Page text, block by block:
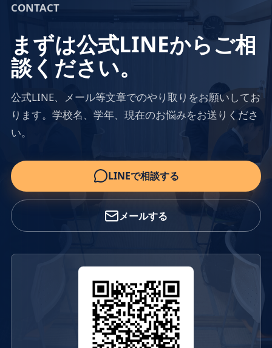
CONTACT
まずは公式LINEからご相
談ください。
公式LINE、メール等文章でのやり取りをお願いしてお
ります。学校名、学年、現在のお悩みをお送りくださ
い。
LINEで相談する
メールする